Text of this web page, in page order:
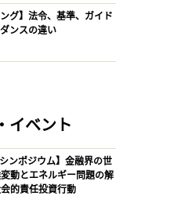
ング】法令、基準、ガイド
ンスの違い
イベント
ンポジウム】金融界の世
動とエネルギー問題の解
的責任投資行動